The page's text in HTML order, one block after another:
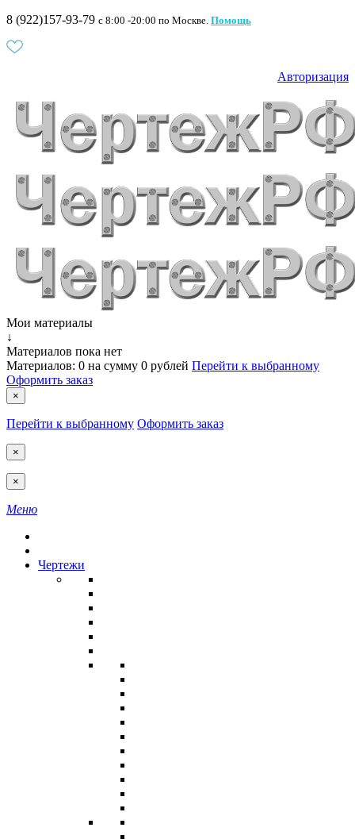
8 (922)157-93-79 c 8:00 -20:00 по Москве. Помощь
Авторизация
Мои материалы
↓
Материалов пока нет
Материалов: 0 на сумму 0 рублей Перейти к выбранному
Оформить заказ
×
Перейти к выбранному Оформить заказ
×
×
Меню
Чертежи